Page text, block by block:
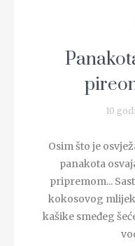
10
Osim što je
panakota
pripremom...
kokosovog
kašike smeđeg